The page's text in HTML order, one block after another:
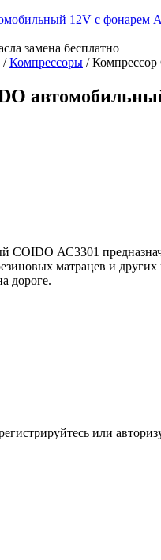
замена бесплатно
/Компрессоры /
COIDO АС3301
матрацев и
дороге.
или